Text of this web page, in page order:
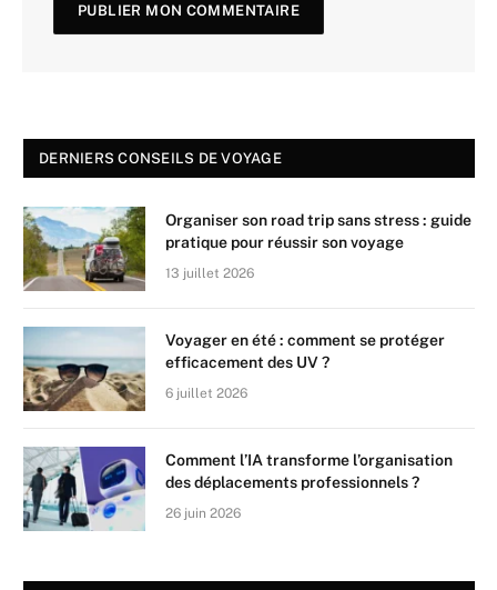
DERNIERS CONSEILS DE VOYAGE
Organiser son road trip sans stress : guide
pratique pour réussir son voyage
13 juillet 2026
Voyager en été : comment se protéger
efficacement des UV ?
6 juillet 2026
Comment l’IA transforme l’organisation
des déplacements professionnels ?
26 juin 2026